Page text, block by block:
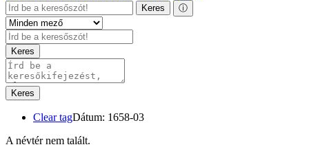
Keres ⓘ
Keres
Keres
Clear tagDátum: 1658-03
A névtér nem talált.